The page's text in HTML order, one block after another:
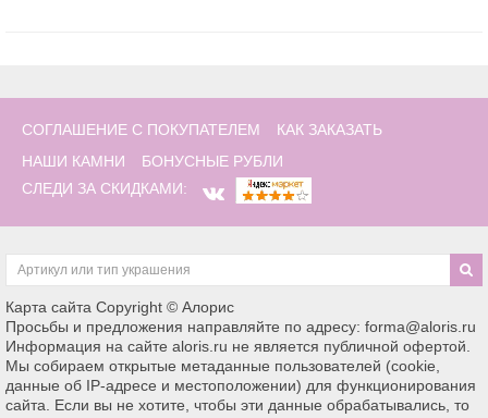
СОГЛАШЕНИЕ С ПОКУПАТЕЛЕМ
КАК ЗАКАЗАТЬ
НАШИ КАМНИ
БОНУСНЫЕ РУБЛИ
СЛЕДИ ЗА СКИДКАМИ:
Карта сайта Copyright © Алорис
Просьбы и предложения направляйте по адресу: forma@aloris.ru
Информация на сайте aloris.ru не является публичной офертой.
Мы собираем открытые метаданные пользователей (cookie,
данные об IP-адресе и местоположении) для функционирования
сайта. Если вы не хотите, чтобы эти данные обрабатывались, то